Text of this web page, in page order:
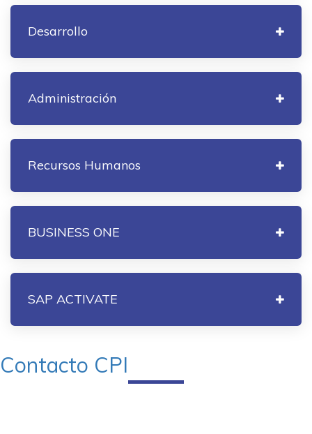
Desarrollo
Administración
Recursos Humanos
BUSINESS ONE
SAP ACTIVATE
Contacto CPI